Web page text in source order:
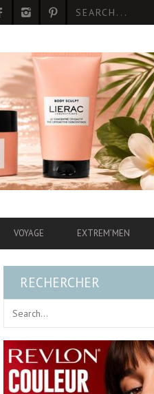
VOYAGE EXTREM’MEN
RECHERCHER